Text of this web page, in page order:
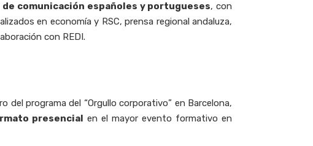
comunicación españoles y portugueses, con
en economía y RSC, prensa regional andaluza,
con REDI.
programa del “Orgullo corporativo” en Barcelona,
presencial en el mayor evento formativo en